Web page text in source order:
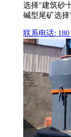
选择"建筑砂
碱型尾矿选
联系电话: 180